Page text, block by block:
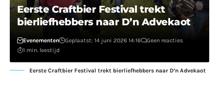
Eerste Craftbier Festival trekt
bierliefhebbers naar D’n Advekaot
Evenementen Geplaatst: 14 juni 2026 14:16
Geen reacties
1 min. leestijd
Eerste Craftbier Festival trekt bierliefhebbers naar D’n Advekaot